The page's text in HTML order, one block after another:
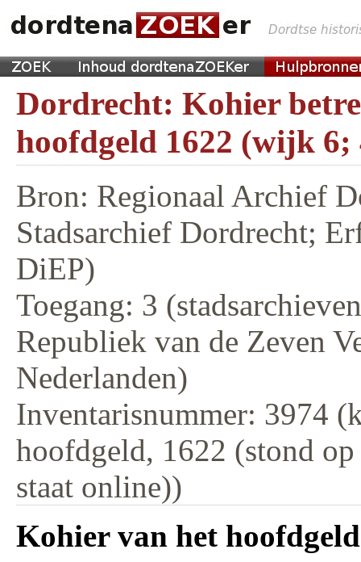
Dordrecht: Kohier
hoofdgeld 1622 (wijk 6;
Bron: Regionaal Archief
Stadsarchief Dordrecht;
DiEP)
Toegang: 3
Republiek van de Zeven
Nederlanden)
Inventarisnummer: 3974
hoofdgeld, 1622 (stond
staat online))
Kohier van het